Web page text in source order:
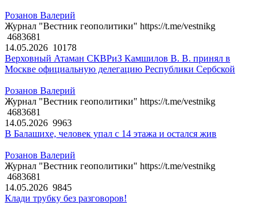
Розанов Валерий
Журнал "Вестник геополитики" https://t.me/vestnikg
4683681
14.05.2026 10178
Верховный Атаман СКВРиЗ Камшилов В. В. принял в
Москве официальную делегацию Республики Сербской
Розанов Валерий
Журнал "Вестник геополитики" https://t.me/vestnikg
4683681
14.05.2026 9963
В Балашихе, человек упал с 14 этажа и остался жив
Розанов Валерий
Журнал "Вестник геополитики" https://t.me/vestnikg
4683681
14.05.2026 9845
Клади трубку без разговоров!